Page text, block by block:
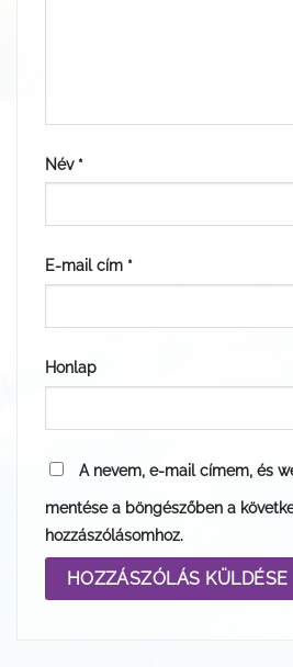
Név *
E-mail cím *
Honlap
A nevem, e-mail címem, és
mentése a böngészőben a
hozzászólásomhoz.